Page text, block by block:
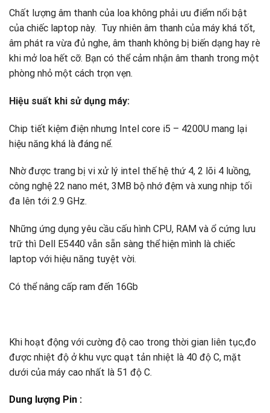
Chất lượng âm thanh của loa không phải ưu điểm nổi bật
của chiếc laptop này. Tuy nhiên âm thanh của máy khá tốt,
âm phát ra vừa đủ nghe, âm thanh không bị biến dạng hay rè
khi mở loa hết cỡ. Bạn có thể cảm nhận âm thanh trong một
phòng nhỏ một cách trọn vẹn.
Hiệu suất khi sử dụng máy:
Chip tiết kiệm điện nhưng Intel core i5 – 4200U mang lại
hiệu năng khá là đáng nể.
Nhờ được trang bị vi xử lý intel thế hệ thứ 4, 2 lõi 4 luồng,
công nghệ 22 nano mét, 3MB bộ nhớ đệm và xung nhịp tối
đa lên tới 2.9 GHz.
Những ứng dụng yêu cầu cấu hình CPU, RAM và ổ cứng lưu
trữ thì Dell E5440 vẫn sẵn sàng thể hiện mình là chiếc
laptop với hiệu năng tuyệt vời.
Có thể nâng cấp ram đến 16Gb
Khi hoạt động với cường độ cao trong thời gian liên tục,đo
được nhiệt độ ở khu vực quạt tản nhiệt là 40 độ C, mặt
dưới của máy cao nhất là 51 độ C.
Dung lượng Pin :